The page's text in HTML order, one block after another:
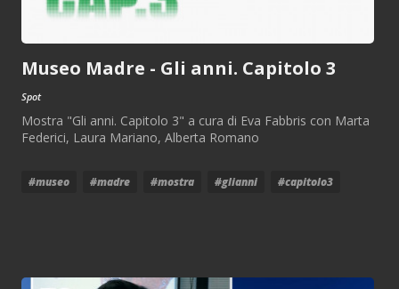
Museo Madre - Gli anni. Capitolo 3
Spot
Mostra "Gli anni. Capitolo 3" a cura di Eva Fabbris con Marta
Federici, Laura Mariano, Alberta Romano
#museo #madre #mostra #glianni #capitolo3